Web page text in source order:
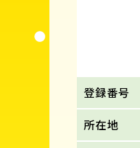
登録番号
所在地